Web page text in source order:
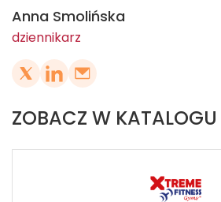
Anna Smolińska
dziennikarz
ZOBACZ W KATALOGU